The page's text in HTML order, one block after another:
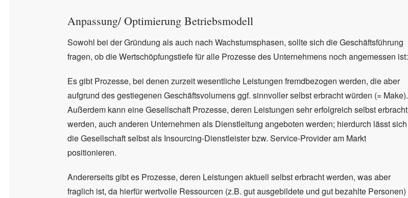
Anpassung/ Optimierung Betriebsmodell
Sowohl bei der Gründung als auch nach Wachstumsphasen, sollte sich die Geschäftsführung
fragen, ob die Wertschöpfungstiefe für alle Prozesse des Unternehmens noch angemessen ist:
Es gibt Prozesse, bei denen zurzeit wesentliche Leistungen fremdbezogen werden, die aber
aufgrund des gestiegenen Geschäftsvolumens ggf. sinnvoller selbst erbracht würden (= Make).
Außerdem kann eine Gesellschaft Prozesse, deren Leistungen sehr erfolgreich selbst erbracht
werden, auch anderen Unternehmen als Dienstleitung angeboten werden; hierdurch lässt sich
die Gesellschaft selbst als Insourcing-Dienstleister bzw. Service-Provider am Markt
positionieren.
Andererseits gibt es Prozesse, deren Leistungen aktuell selbst erbracht werden, was aber
fraglich ist, da hierfür wertvolle Ressourcen (z.B. gut ausgebildete und gut bezahlte Personen)